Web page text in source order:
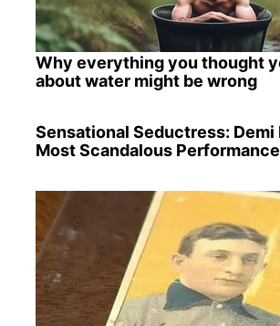
Why everything you thought
about water might be wrong
Sensational Seductress: Demi
Most Scandalous